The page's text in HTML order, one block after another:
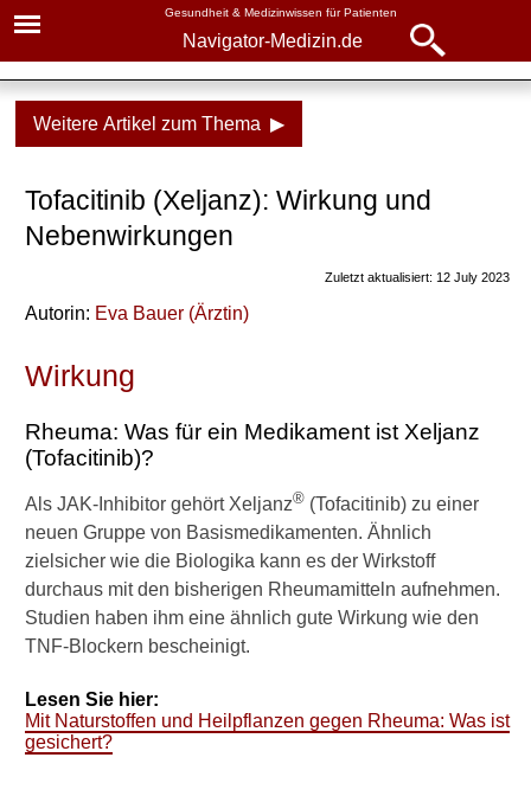
Gesundheit & Medizinwissen für Patienten
Navigator-Medizin.de
Weitere Artikel zum Thema ▶
Tofacitinib (Xeljanz): Wirkung und
Nebenwirkungen
Zuletzt aktualisiert: 12 July 2023
Autorin: Eva Bauer (Ärztin)
Wirkung
Rheuma: Was für ein Medikament ist Xeljanz
(Tofacitinib)?
Als JAK-Inhibitor gehört Xeljanz® (Tofacitinib) zu einer
neuen Gruppe von Basismedikamenten. Ähnlich
zielsicher wie die Biologika kann es der Wirkstoff
durchaus mit den bisherigen Rheumamitteln aufnehmen.
Studien haben ihm eine ähnlich gute Wirkung wie den
TNF-Blockern bescheinigt.
Lesen Sie hier:
Mit Naturstoffen und Heilpflanzen gegen Rheuma: Was ist
gesichert?
Navigator-Medizin.de
► Krankheiten
► Diagnostik & Laborwerte
► Therapieverfahren
► Medikamente
► Gesundheitsthemen
Navigator-
Medizin.de
▾
Tofacitinib
Navigator-Medizin
Alternative zu Tofacitinib
(Xeljanz): Leflunomid
Prognose bei Rheuma
Kirschen gegen Rheuma?
Verwandte Beiträge
H
i
t
e